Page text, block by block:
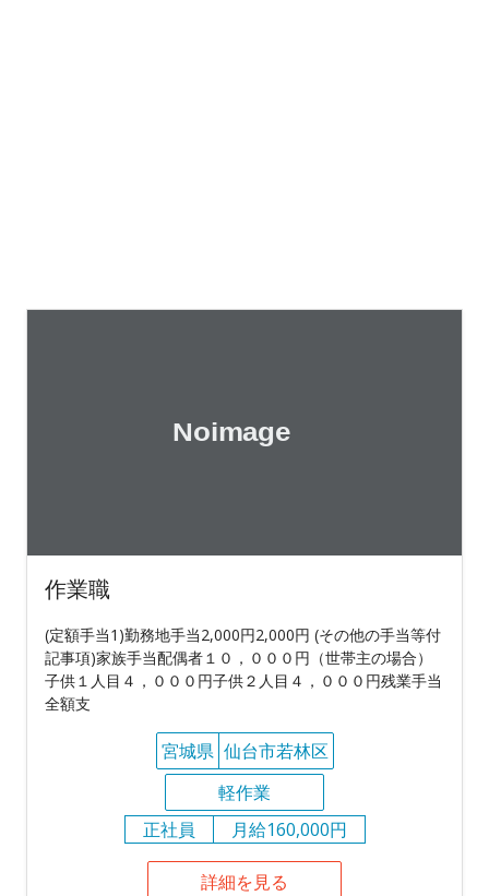
作業職
(定額手当1)勤務地手当2,000円2,000円 (その他の手当等付
記事項)家族手当配偶者１０，０００円（世帯主の場合）
子供１人目４，０００円子供２人目４，０００円残業手当
全額支
宮城県 仙台市若林区
軽作業
正社員
月給160,000円
詳細を見る